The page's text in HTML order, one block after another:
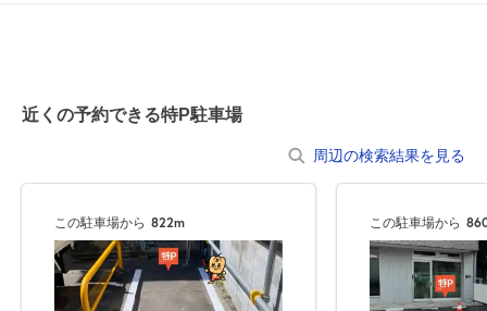
近くの予約できる特P駐車場
周辺の検索結果を見る
この駐車場から 822m この駐車場から